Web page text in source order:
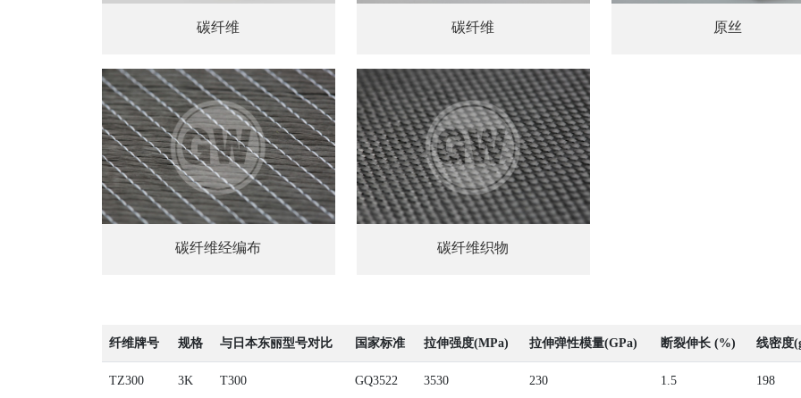
碳纤维 碳纤维 原丝
碳纤维经编布 碳纤维织物
纤维牌号 规格 与日本东丽型号对比 国家标准 拉伸强度(MPa) 拉伸弹性模量(GPa) 断裂伸长 (%) 线密度
TZ300 3K T300 GQ3522 3530 230 1.5 198